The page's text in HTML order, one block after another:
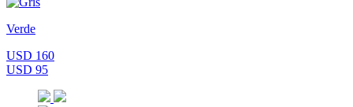
Verde
USD 160
USD 95